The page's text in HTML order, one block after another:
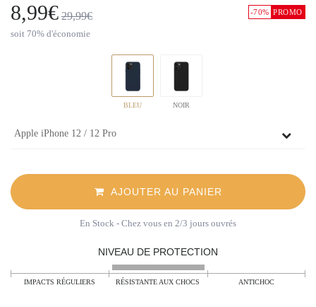
-70% PROMO
8,99€ 29,99€
soit 70% d'économie
BLEU NOIR
AJOUTER AU PANIER
En Stock - Chez vous en 2/3 jours ouvrés
NIVEAU DE PROTECTION
IMPACTS RÉGULIERS RÉSISTANTE AUX CHOCS ANTICHOC